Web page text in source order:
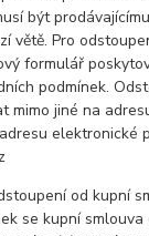
být
větě. Pro
formulář
podmínek.
mimo jiné na
elektronické
od kupní
se kupní